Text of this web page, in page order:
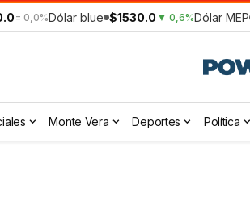
= 0,0%Dólar blue $1530.0 ▼ 0,6%Dólar MEP
Monte Vera Deportes Política